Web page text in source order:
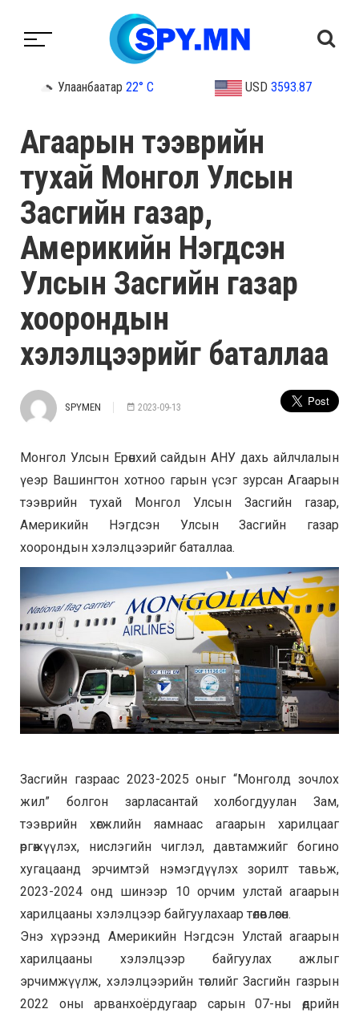
Улаанбаатар 22° C USD 3593.87
Агаарын тээврийн
тухай Монгол Улсын
Засгийн газар,
Америкийн Нэгдсэн
Улсын Засгийн газар
хоорондын
хэлэлцээрийг баталлаа
SPYMEN 2023-09-13
Монгол Улсын Ерөнхий сайдын АНУ дахь айлчлалын
үеэр Вашингтон хотноо гарын үсэг зурсан Агаарын
тээврийн тухай Монгол Улсын Засгийн газар,
Америкийн Нэгдсэн Улсын Засгийн газар
хоорондын хэлэлцээрийг баталлаа.
Засгийн газраас 2023-2025 оныг “Монголд зочлох
жил” болгон зарласантай холбогдуулан Зам,
тээврийн хөгжлийн яамнаас агаарын харилцааг
өргөжүүлэх, нислэгийн чиглэл, давтамжийг богино
хугацаанд эрчимтэй нэмэгдүүлэх зорилт тавьж,
2023-2024 онд шинээр 10 орчим улстай агаарын
харилцааны хэлэлцээр байгуулахаар төлөвлөсөн.
Энэ хүрээнд Америкийн Нэгдсэн Улстай агаарын
харилцааны хэлэлцээр байгуулах ажлыг
эрчимжүүлж, хэлэлцээрийн төслийг Засгийн газрын
2022 оны арванхоёрдугаар сарын 07-ны өдрийн